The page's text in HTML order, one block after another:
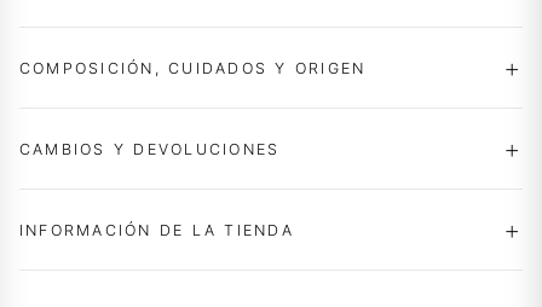
COMPOSICIÓN, CUIDADOS Y ORIGEN
CAMBIOS Y DEVOLUCIONES
INFORMACIÓN DE LA TIENDA